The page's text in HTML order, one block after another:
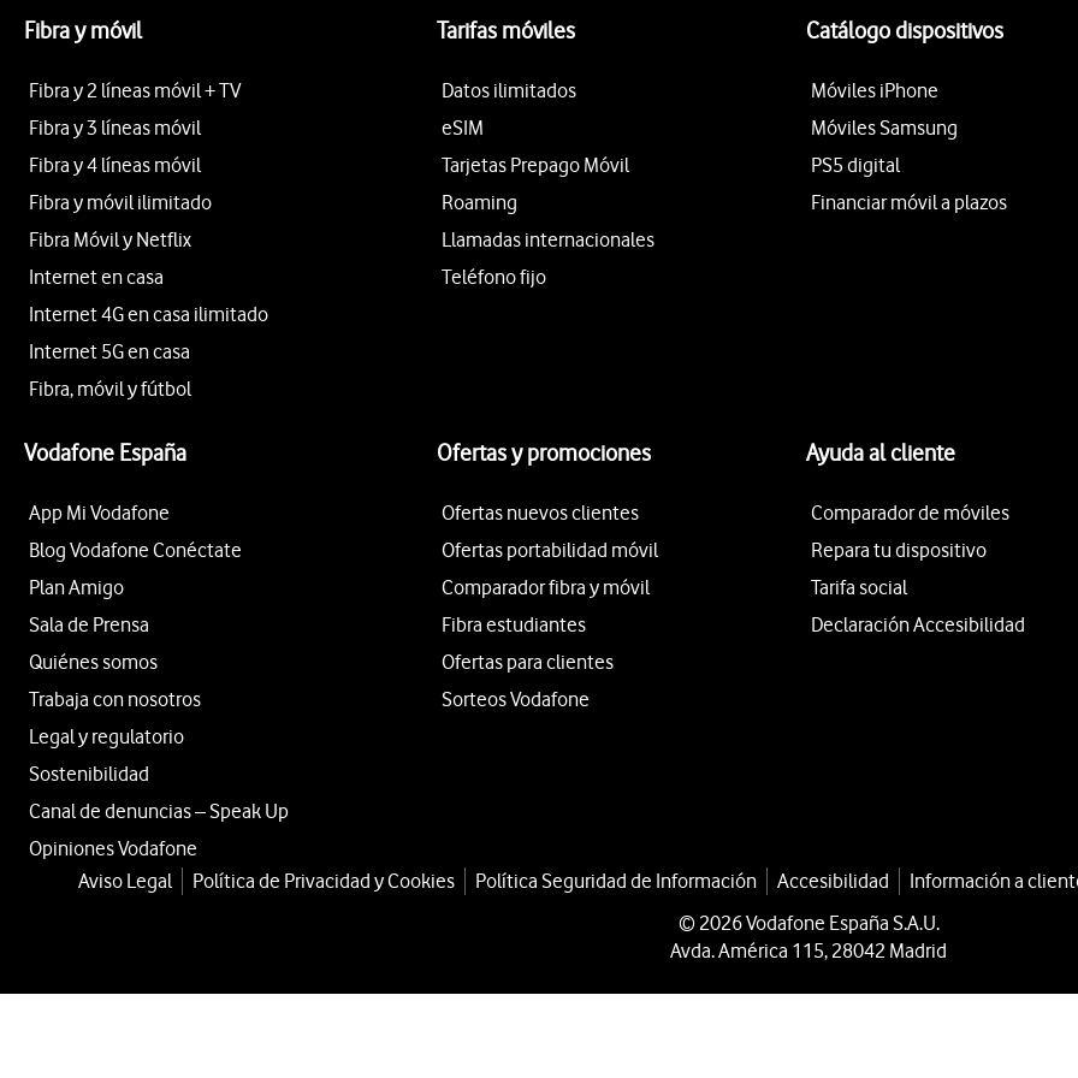
Fibra y móvil
Fibra y 2 líneas móvil + TV
Fibra y 3 líneas móvil
Fibra y 4 líneas móvil
Fibra y móvil ilimitado
Fibra Móvil y Netflix
Internet en casa
Internet 4G en casa ilimitado
Internet 5G en casa
Fibra, móvil y fútbol
Tarifas móviles
Datos ilimitados
eSIM
Tarjetas Prepago Móvil
Roaming
Llamadas internacionales
Teléfono fijo
Catálogo dispositivos
Móviles iPhone
Móviles Samsung
PS5 digital
Financiar móvil a plazos
Vodafone España
App Mi Vodafone
Blog Vodafone Conéctate
Plan Amigo
Sala de Prensa
Quiénes somos
Trabaja con nosotros
Legal y regulatorio
Sostenibilidad
Canal de denuncias – Speak Up
Opiniones Vodafone
Ofertas y promociones
Ofertas nuevos clientes
Ofertas portabilidad móvil
Comparador fibra y móvil
Fibra estudiantes
Ofertas para clientes
Sorteos Vodafone
Ayuda al cliente
Comparador de móviles
Repara tu dispositivo
Tarifa social
Declaración Accesibilidad
Aviso Legal Política de Privacidad y Cookies Política Seguridad de Información Accesibilidad
Información a
© 2026 Vodafone España S.A.U.
Avda. América 115, 28042 Madrid